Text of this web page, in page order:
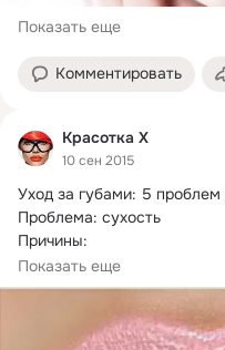
Показать еще
Комментировать
Красотка X
10 сен 2015
Уход за губами: 5
Проблема: сухость
Причины:
1. Ты не увлажняешь губы
часто.
Показать еще